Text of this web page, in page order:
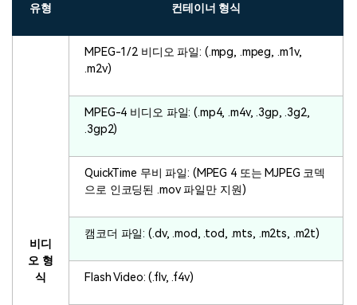
유형 컨테이너 형식
비디
오 형
식
MPEG-1/2 비디오 파일: (.mpg, .mpeg, .m1v,
.m2v)
MPEG-4 비디오 파일: (.mp4, .m4v, .3gp, .3g2,
.3gp2)
QuickTime 무비 파일: (MPEG 4 또는 MJPEG 코덱
으로 인코딩된 .mov 파일만 지원)
캠코더 파일: (.dv, .mod, .tod, .mts, .m2ts, .m2t)
Flash Video: (.flv, .f4v)